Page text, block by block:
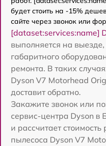
будет стоить на -15%
сайте через звонок или
[dataset:services:name]
выполняется на выезде,
габаритного
ремонта. В таких
Dyson V7 Motorhead
доставит обратно.
Закажите звонок или
сервис-центра Dyson в
и рассчитает
пылесоса Dyson V7